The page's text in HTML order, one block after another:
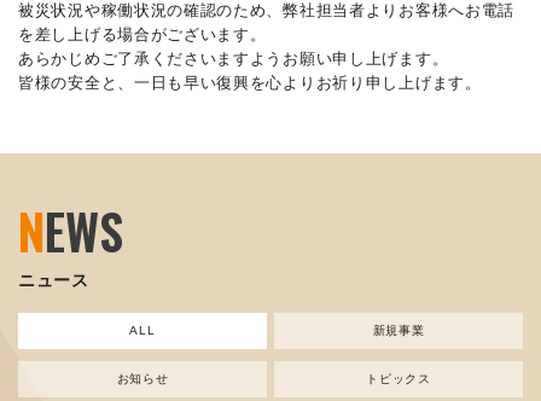
被災状況や稼働状況の確認のため、弊社担当者よりお客様へお電話
を差し上げる場合がございます。
あらかじめご了承くださいますようお願い申し上げます。
皆様の安全と、一日も早い復興を心よりお祈り申し上げます。
NEWS
ニュース
ALL 新規事業
お知らせ トピックス